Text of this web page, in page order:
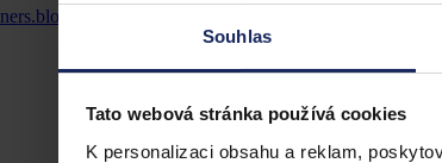
Souhlas
Tato webová stránka používá cookies
K personalizaci obsahu a reklam,
co-nas-ceka-a-nemine-s-evropskou-penezenkou-